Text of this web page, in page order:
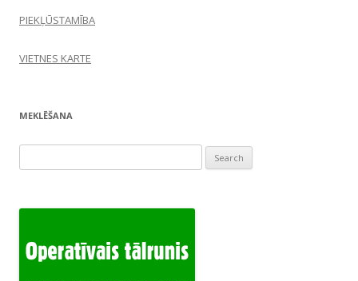
PIEKĻŪSTAMĪBA
VIETNES KARTE
MEKLĒŠANA
for: